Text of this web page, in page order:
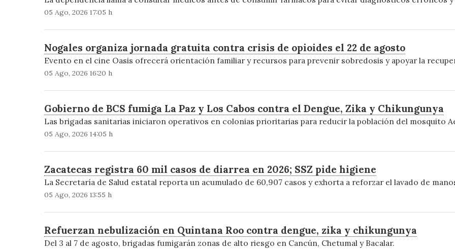
05 Ago, 2026 17:05 h
Nogales organiza jornada gratuita contra crisis de opioides el 22 de agosto
Evento en el cine Oasis ofrecerá orientación familiar y recursos para prevenir sobredosis y apoyar la
05 Ago, 2026 16:20 h
Gobierno de BCS fumiga La Paz y Los Cabos contra el Dengue, Zika y Chikungunya
Las brigadas sanitarias iniciaron operativos en colonias prioritarias para reducir la población del mosquito
05 Ago, 2026 14:05 h
Zacatecas registra 60 mil casos de diarrea en 2026; SSZ pide higiene
La Secretaría de Salud estatal reporta un acumulado de 60,907 casos y exhorta a reforzar el lavado de
05 Ago, 2026 13:55 h
Refuerzan nebulización en Quintana Roo contra dengue, zika y chikungunya
Del 3 al 7 de agosto, brigadas fumigarán zonas de alto riesgo en Cancún, Chetumal y Bacalar.